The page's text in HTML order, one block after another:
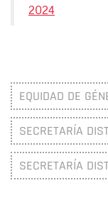
2024
EQUIDAD DE
SECRETARÍA
SECRETARÍA